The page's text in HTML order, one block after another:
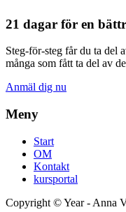
21 dagar för en
Steg-för-steg får du ta del
många som fått ta del av
Anmäl dig nu
Meny
Start
OM
Kontakt
kursportal
Copyright ©Year- Anna